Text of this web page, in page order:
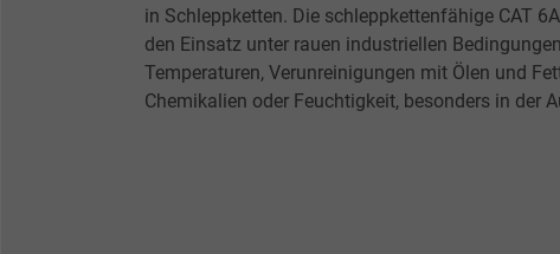
in Schleppketten. Die schleppkettenfähige CAT
den Einsatz unter rauen industriellen
Temperaturen, Verunreinigungen mit Ölen und
Chemikalien oder Feuchtigkeit, besonders in der